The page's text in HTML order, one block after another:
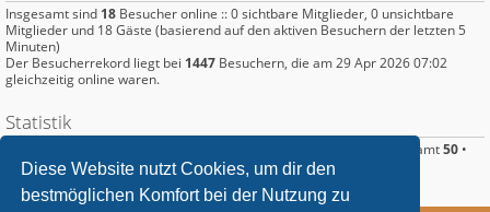
Diese Website nutzt Cookies, um dir den
bestmöglichen Komfort bei der Nutzung zu
Insgesamt sind 18 Besucher online :: 0 sichtbare Mitglieder, 0 unsichtbare
Mitglieder und 18 Gäste (basierend auf den aktiven Besuchern der letzten 5
Minuten)
Der Besucherrekord liegt bei 1447 Besuchern, die am 29 Apr 2026 07:02
gleichzeitig online waren.
Statistik
• Mitglieder insgesamt50 •
Unser neuestes Mitglied:Langus